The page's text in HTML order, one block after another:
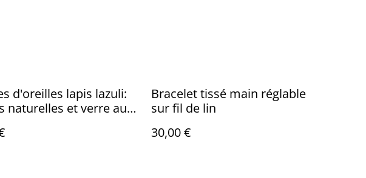
d'oreilles lapis lazuli:
naturelles et verre aux
doré -sans nickel,
Bracelet tissé main réglable
sur fil de lin
30,00 €